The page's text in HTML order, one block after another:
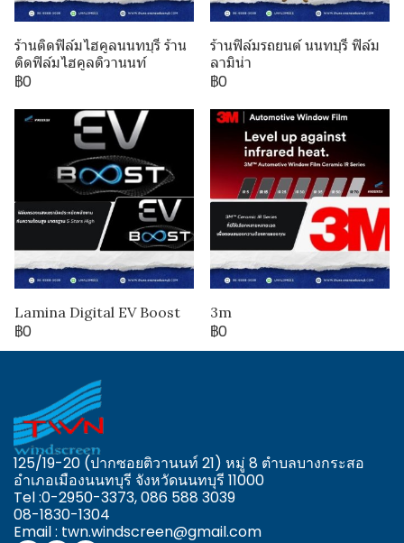
ร้านติดฟิล์มไฮคูลนนทบุรี ร้าน
ติดฟิล์มไฮคูลติวานนท์
฿0
ร้านฟิล์มรถยนต์ นนทบุรี ฟิล์ม
ลามิน่า
฿0
Lamina Digital EV Boost
฿0
3m
฿0
125/19-20 (ปากซอยติวานนท์ 21) หมู่ 8 ตำบลบางกระสอ
อำเภอเมืองนนทบุรี จังหวัดนนทบุรี 11000
Tel :0-2950-3373,086 588 3039
08-1830-1304
Email : twn.windscreen@gmail.com